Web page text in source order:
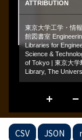
CSV JSON